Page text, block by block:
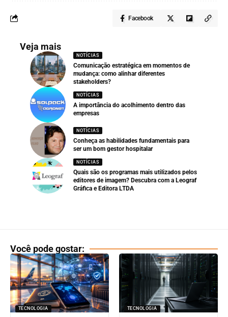
Facebook
Veja mais
NOTÍCIAS
Comunicação estratégica em momentos de
mudança: como alinhar diferentes
stakeholders?
NOTÍCIAS
A importância do acolhimento dentro das
empresas
NOTÍCIAS
Conheça as habilidades fundamentais para
ser um bom gestor hospitalar
NOTÍCIAS
Quais são os programas mais utilizados pelos
editores de imagem? Descubra com a Leograf
Gráfica e Editora LTDA
Você pode gostar:
TECNOLOGIA TECNOLOGIA